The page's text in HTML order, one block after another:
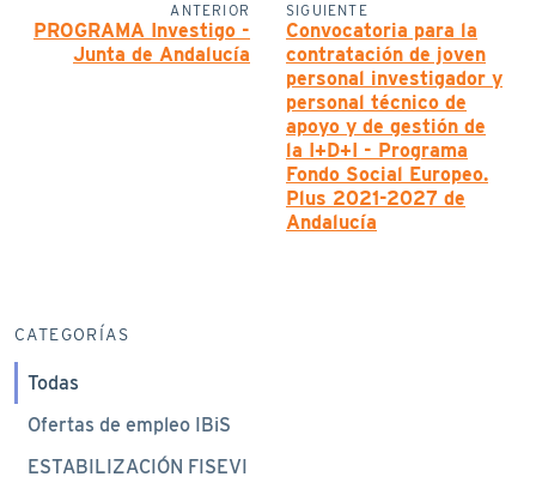
ANTERIOR
PROGRAMA Investigo -
Junta de Andalucía
SIGUIENTE
Convocatoria para la
contratación de joven
personal investigador y
personal técnico de
apoyo y de gestión de
la I+D+I - Programa
Fondo Social Europeo.
Plus 2021-2027 de
Andalucía
CATEGORÍAS
Todas
Ofertas de empleo IBiS
ESTABILIZACIÓN FISEVI